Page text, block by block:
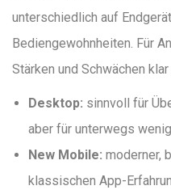
unterschiedlich auf
Bediengewohnheiten. Für
Stärken und Schwächen
Desktop: sinnvoll für
aber für unterwegs
New Mobile: moderner,
klassischen App-